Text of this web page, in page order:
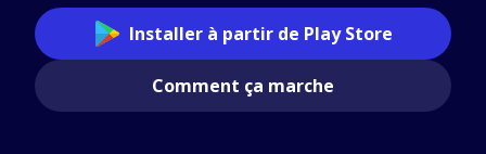
Installer à partir de Play Store
Comment ça marche